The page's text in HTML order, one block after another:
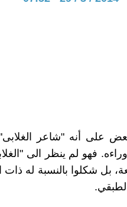
على أنه "شاعر
فهو لم ينظر الى
بل شكلوا بالنسبة له ذات